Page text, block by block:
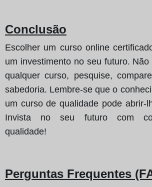
Conclusão
Escolher um curso online
um investimento no seu futuro.
qualquer curso, pesquise,
sabedoria. Lembre-se que o
um curso de qualidade pode abrir-
Invista no seu futuro com
qualidade!
Perguntas Frequentes